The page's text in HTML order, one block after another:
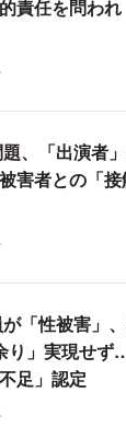
責任を問われ
、「出演者
害者との「接
「性被害」
り」実現せず
足」認定